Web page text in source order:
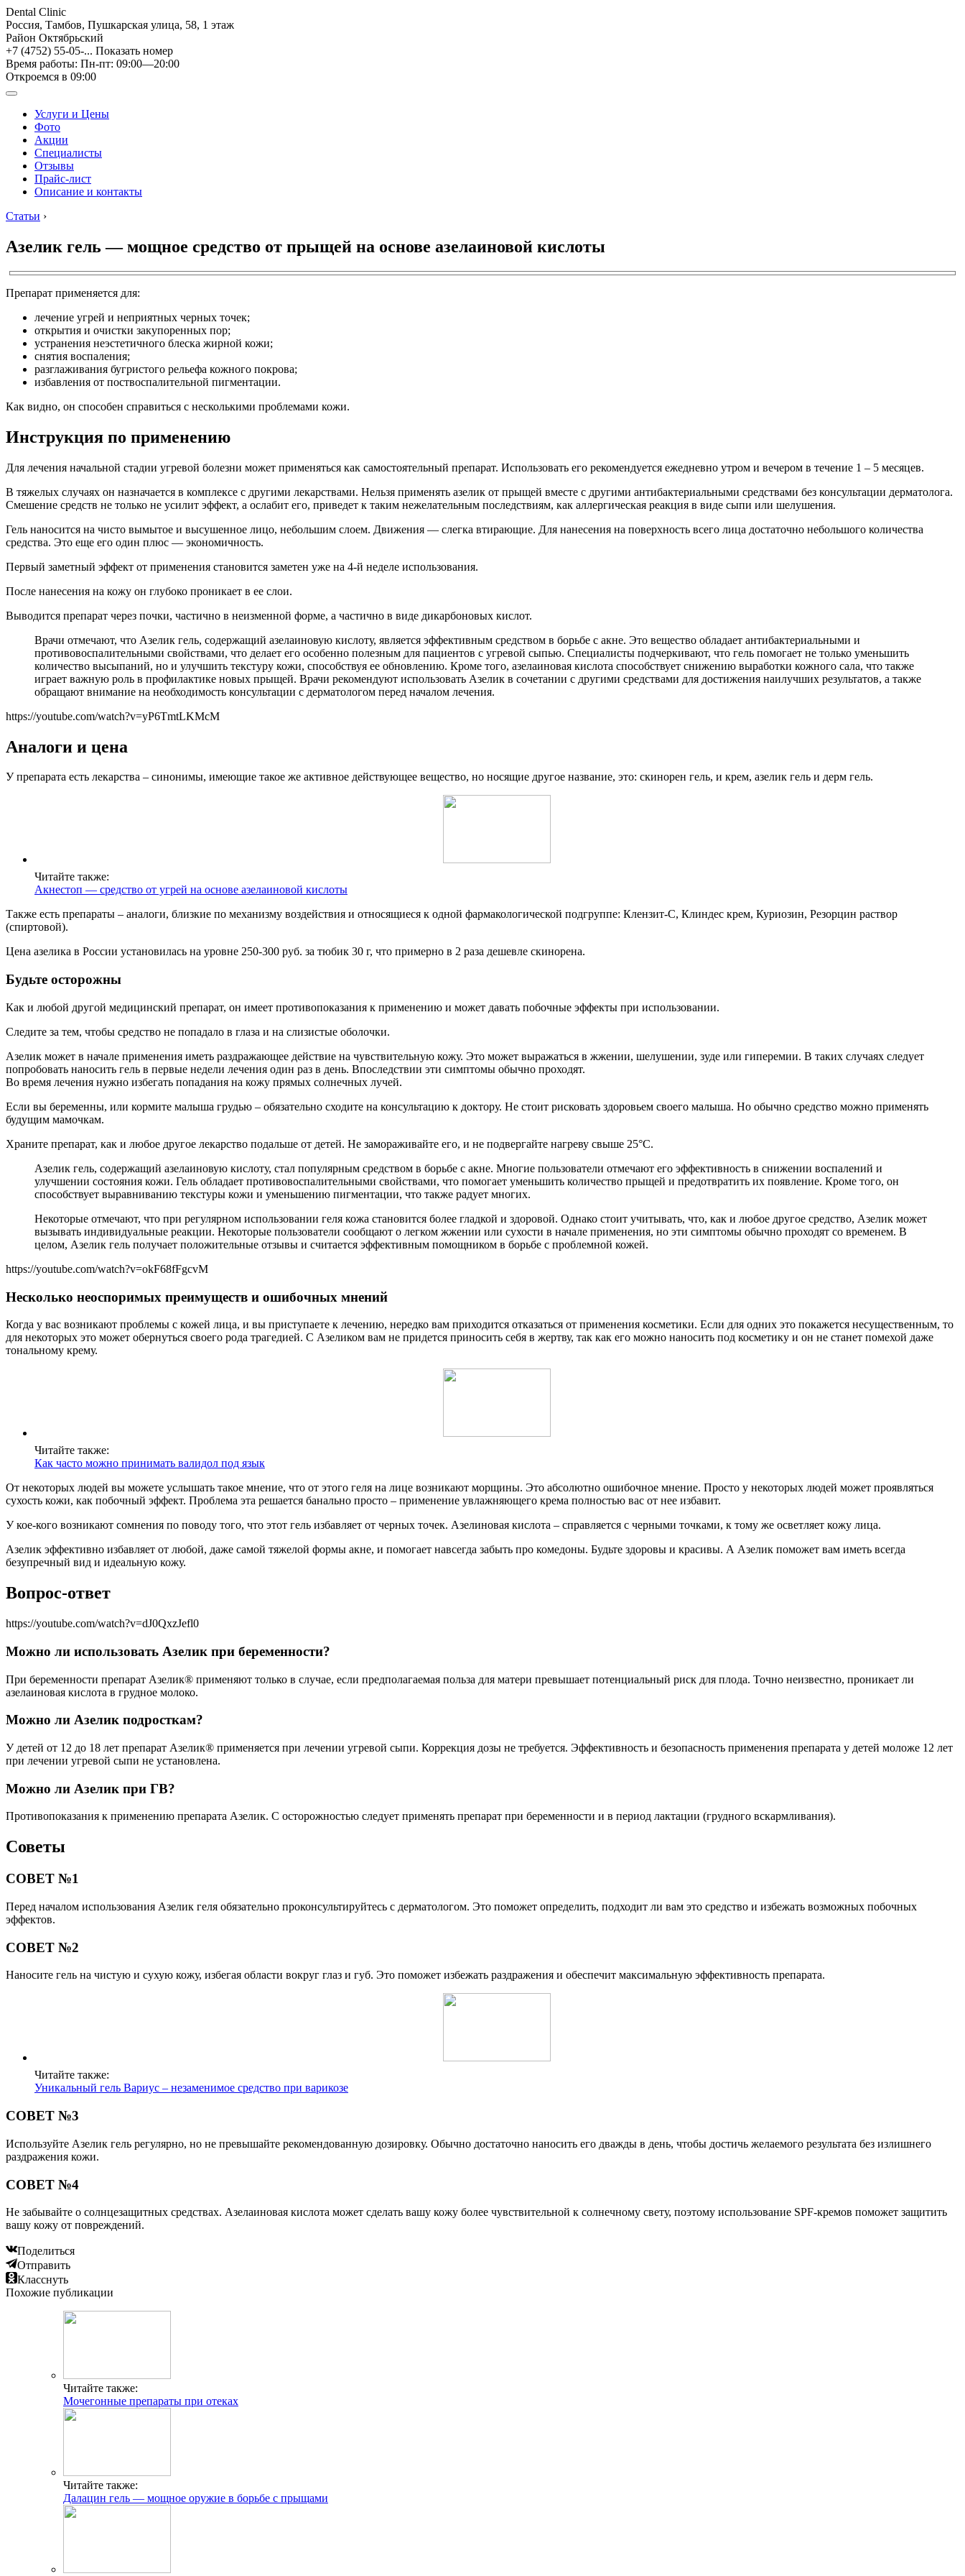
Dental Clinic
Россия, Тамбов, Пушкарская улица, 58, 1 этаж
Район Октябрьский
+7 (4752) 55-05-... Показать номер
Время работы: Пн-пт: 09:00—20:00
Откроемся в 09:00
Услуги и Цены
Фото
Акции
Специалисты
Отзывы
Прайс-лист
Описание и контакты
Статьи ›
Азелик гель — мощное средство от прыщей на основе азелаиновой кислоты
Препарат применяется для:
лечение угрей и неприятных черных точек;
открытия и очистки закупоренных пор;
устранения неэстетичного блеска жирной кожи;
снятия воспаления;
разглаживания бугристого рельефа кожного покрова;
избавления от поствоспалительной пигментации.
Как видно, он способен справиться с несколькими проблемами кожи.
Инструкция по применению
Для лечения начальной стадии угревой болезни может применяться как самостоятельный препарат. Использовать его рекомендуется ежедневно утром и вечером в течение 1 – 5 месяцев.
В тяжелых случаях он назначается в комплексе с другими лекарствами. Нельзя применять азелик от прыщей вместе с другими антибактериальными средствами без консультации дерматолога.
Смешение средств не только не усилит эффект, а ослабит его, приведет к таким нежелательным последствиям, как аллергическая реакция в виде сыпи или шелушения.
Гель наносится на чисто вымытое и высушенное лицо, небольшим слоем. Движения — слегка втирающие. Для нанесения на поверхность всего лица достаточно небольшого количества
средства. Это еще его один плюс — экономичность.
Первый заметный эффект от применения становится заметен уже на 4-й неделе использования.
После нанесения на кожу он глубоко проникает в ее слои.
Выводится препарат через почки, частично в неизменной форме, а частично в виде дикарбоновых кислот.
Врачи отмечают, что Азелик гель, содержащий азелаиновую кислоту, является эффективным средством в борьбе с акне. Это вещество обладает антибактериальными и
противовоспалительными свойствами, что делает его особенно полезным для пациентов с угревой сыпью. Специалисты подчеркивают, что гель помогает не только уменьшить
количество высыпаний, но и улучшить текстуру кожи, способствуя ее обновлению. Кроме того, азелаиновая кислота способствует снижению выработки кожного сала, что также
играет важную роль в профилактике новых прыщей. Врачи рекомендуют использовать Азелик в сочетании с другими средствами для достижения наилучших результатов, а также
обращают внимание на необходимость консультации с дерматологом перед началом лечения.
https://youtube.com/watch?v=yP6TmtLKMcM
Аналоги и цена
У препарата есть лекарства – синонимы, имеющие такое же активное действующее вещество, но носящие другое название, это: скинорен гель, и крем, азелик гель и дерм гель.
Читайте также:
Акнестоп — средство от угрей на основе азелаиновой кислоты
Также есть препараты – аналоги, близкие по механизму воздействия и относящиеся к одной фармакологической подгруппе: Клензит-С, Клиндес крем, Куриозин, Резорцин раствор
(спиртовой).
Цена азелика в России установилась на уровне 250-300 руб. за тюбик 30 г, что примерно в 2 раза дешевле скинорена.
Будьте осторожны
Как и любой другой медицинский препарат, он имеет противопоказания к применению и может давать побочные эффекты при использовании.
Следите за тем, чтобы средство не попадало в глаза и на слизистые оболочки.
Азелик может в начале применения иметь раздражающее действие на чувствительную кожу. Это может выражаться в жжении, шелушении, зуде или гиперемии. В таких случаях следует
попробовать наносить гель в первые недели лечения один раз в день. Впоследствии эти симптомы обычно проходят.
Во время лечения нужно избегать попадания на кожу прямых солнечных лучей.
Если вы беременны, или кормите малыша грудью – обязательно сходите на консультацию к доктору. Не стоит рисковать здоровьем своего малыша. Но обычно средство можно применять
будущим мамочкам.
Храните препарат, как и любое другое лекарство подальше от детей. Не замораживайте его, и не подвергайте нагреву свыше 25°С.
Азелик гель, содержащий азелаиновую кислоту, стал популярным средством в борьбе с акне. Многие пользователи отмечают его эффективность в снижении воспалений и
улучшении состояния кожи. Гель обладает противовоспалительными свойствами, что помогает уменьшить количество прыщей и предотвратить их появление. Кроме того, он
способствует выравниванию текстуры кожи и уменьшению пигментации, что также радует многих.
Некоторые отмечают, что при регулярном использовании геля кожа становится более гладкой и здоровой. Однако стоит учитывать, что, как и любое другое средство, Азелик может
вызывать индивидуальные реакции. Некоторые пользователи сообщают о легком жжении или сухости в начале применения, но эти симптомы обычно проходят со временем. В
целом, Азелик гель получает положительные отзывы и считается эффективным помощником в борьбе с проблемной кожей.
https://youtube.com/watch?v=okF68fFgcvM
Несколько неоспоримых преимуществ и ошибочных мнений
Когда у вас возникают проблемы с кожей лица, и вы приступаете к лечению, нередко вам приходится отказаться от применения косметики. Если для одних это покажется несущественным, то
для некоторых это может обернуться своего рода трагедией. С Азеликом вам не придется приносить себя в жертву, так как его можно наносить под косметику и он не станет помехой даже
тональному крему.
Читайте также:
Как часто можно принимать валидол под язык
От некоторых людей вы можете услышать такое мнение, что от этого геля на лице возникают морщины. Это абсолютно ошибочное мнение. Просто у некоторых людей может проявляться
сухость кожи, как побочный эффект. Проблема эта решается банально просто – применение увлажняющего крема полностью вас от нее избавит.
У кое-кого возникают сомнения по поводу того, что этот гель избавляет от черных точек. Азелиновая кислота – справляется с черными точками, к тому же осветляет кожу лица.
Азелик эффективно избавляет от любой, даже самой тяжелой формы акне, и помогает навсегда забыть про комедоны. Будьте здоровы и красивы. А Азелик поможет вам иметь всегда
безупречный вид и идеальную кожу.
Вопрос-ответ
https://youtube.com/watch?v=dJ0QxzJefl0
Можно ли использовать Азелик при беременности?
При беременности препарат Азелик® применяют только в случае, если предполагаемая польза для матери превышает потенциальный риск для плода. Точно неизвестно, проникает ли
азелаиновая кислота в грудное молоко.
Можно ли Азелик подросткам?
У детей от 12 до 18 лет препарат Азелик® применяется при лечении угревой сыпи. Коррекция дозы не требуется. Эффективность и безопасность применения препарата у детей моложе 12 лет
при лечении угревой сыпи не установлена.
Можно ли Азелик при ГВ?
Противопоказания к применению препарата Азелик. С осторожностью следует применять препарат при беременности и в период лактации (грудного вскармливания).
Советы
СОВЕТ №1
Перед началом использования Азелик геля обязательно проконсультируйтесь с дерматологом. Это поможет определить, подходит ли вам это средство и избежать возможных побочных
эффектов.
СОВЕТ №2
Наносите гель на чистую и сухую кожу, избегая области вокруг глаз и губ. Это поможет избежать раздражения и обеспечит максимальную эффективность препарата.
Читайте также:
Уникальный гель Вариус – незаменимое средство при варикозе
СОВЕТ №3
Используйте Азелик гель регулярно, но не превышайте рекомендованную дозировку. Обычно достаточно наносить его дважды в день, чтобы достичь желаемого результата без излишнего
раздражения кожи.
СОВЕТ №4
Не забывайте о солнцезащитных средствах. Азелаиновая кислота может сделать вашу кожу более чувствительной к солнечному свету, поэтому использование SPF-кремов поможет защитить
вашу кожу от повреждений.
Поделиться
Отправить
Класснуть
Похожие публикации
Читайте также:
Мочегонные препараты при отеках
Читайте также:
Далацин гель — мощное оружие в борьбе с прыщами